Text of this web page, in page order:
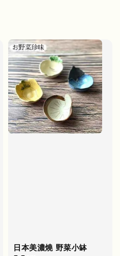
日本美濃燒 野菜小缽